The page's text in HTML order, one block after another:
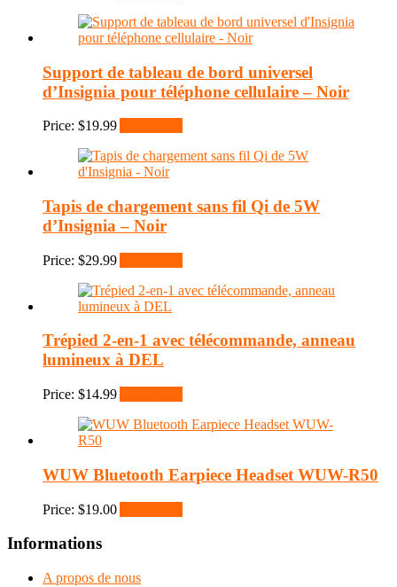
Support de tableau de bord universel
d’Insignia pour téléphone cellulaire – Noir
Price: $19.99
Tapis de chargement sans fil Qi de 5W
d’Insignia – Noir
Price: $29.99
Trépied 2-en-1 avec télécommande, anneau
lumineux à DEL
Price: $14.99
WUW Bluetooth Earpiece Headset WUW-R50
Price: $19.00
Informations
A propos de nous